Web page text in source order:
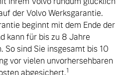
der Volvo Werksgarantie.
beginnt mit dem Ende der
kann für bis zu 8 Jahre
So sind Sie insgesamt bis 10
vor vielen unvorhersehbaren
abgesichert.1